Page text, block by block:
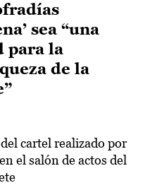
sea “una
para la
de la
cartel realizado por
el salón de actos del